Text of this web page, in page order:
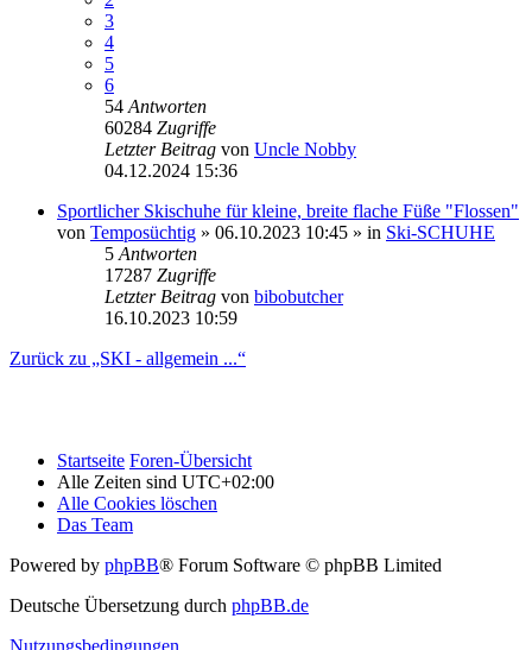
3
4
5
6
54 Antworten
60284 Zugriffe
Letzter Beitrag von Uncle Nobby
04.12.2024 15:36
Sportlicher Skischuhe für kleine, breite flache Füße "Flossen"
von Temposüchtig » 06.10.2023 10:45 » in Ski-SCHUHE
5 Antworten
17287 Zugriffe
Letzter Beitrag von bibobutcher
16.10.2023 10:59
Zurück zu „SKI - allgemein ...“
Startseite Foren-Übersicht
Alle Zeiten sind UTC+02:00
Alle Cookies löschen
Das Team
Powered by phpBB® Forum Software © phpBB Limited
Deutsche Übersetzung durch phpBB.de
Nutzungsbedingungen